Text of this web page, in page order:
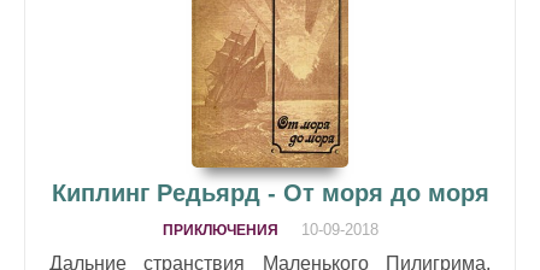
Киплинг Редьярд - От моря до моря
ПРИКЛЮЧЕНИЯ 10-09-2018
Дальние странствия Маленького Пилигрима.